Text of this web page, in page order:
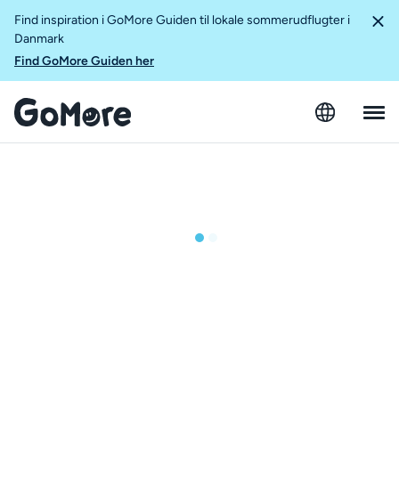
Find inspiration i GoMore Guiden til lokale sommerudflugter i
Danmark
Find GoMore Guiden her